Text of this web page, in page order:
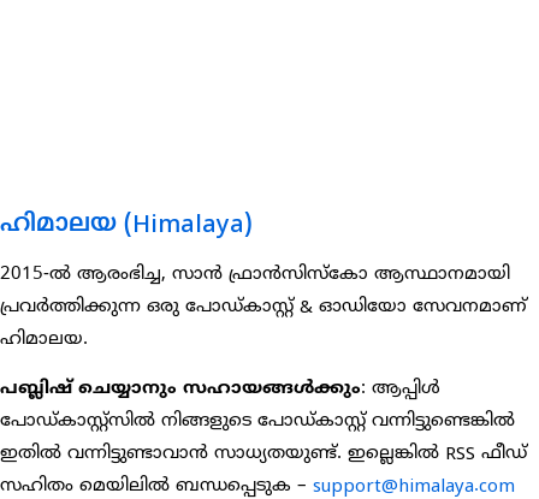
ഹിമാലയ (Himalaya)
2015-ൽ ആരംഭിച്ച, സാൻ ഫ്രാൻസിസ്കോ ആസ്ഥാനമായി
പ്രവർത്തിക്കുന്ന ഒരു പോഡ്കാസ്റ്റ് & ഓഡിയോ സേവനമാണ്
ഹിമാലയ.
പബ്ലിഷ് ചെയ്യാനും സഹായങ്ങൾക്കും: ആപ്പിൾ
പോഡ്കാസ്റ്റ്സിൽ നിങ്ങളുടെ പോഡ്കാസ്റ്റ് വന്നിട്ടുണ്ടെങ്കിൽ
ഇതിൽ വന്നിട്ടുണ്ടാവാൻ സാധ്യതയുണ്ട്. ഇല്ലെങ്കിൽ RSS ഫീഡ്
സഹിതം മെയിലിൽ ബന്ധപ്പെടുക – support@himalaya.com